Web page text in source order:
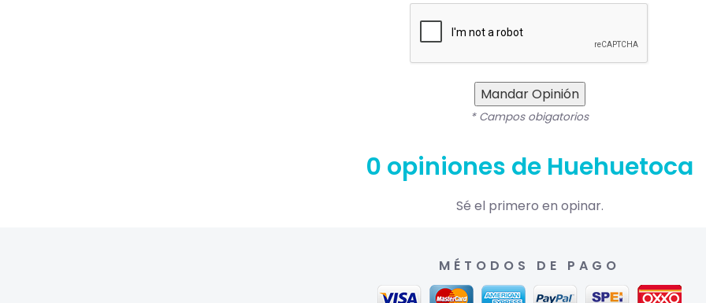
Mandar Opinión
* Campos obigatorios
0 opiniones de Huehuetoca
Sé el primero en opinar.
MÉTODOS DE PAGO